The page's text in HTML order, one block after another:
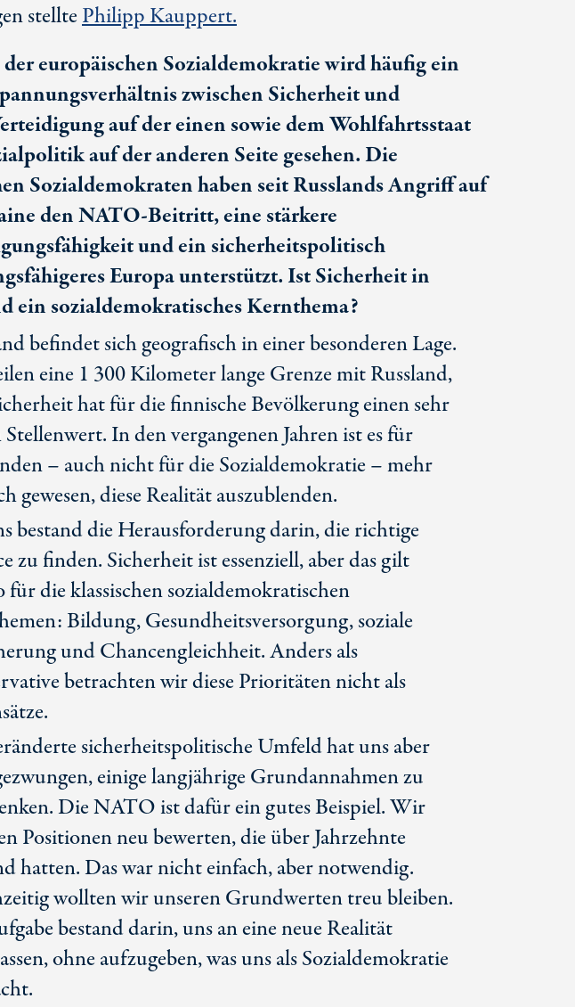
stelltePhilipp Kauppert.
europäischen Sozialdemokratie wird häufig ein
zwischen Sicherheit und
auf der einen sowie dem Wohlfahrtsstaat
auf der anderen Seite gesehen. Die
Sozialdemokraten haben seit Russlands Angriff auf
den NATO-Beitritt, eine stärkere
und ein sicherheitspolitisch
Europa unterstützt. Ist Sicherheit in
ein sozialdemokratisches Kernthema?
befindet sich geografisch in einer besonderen Lage.
eine 1 300 Kilometer lange Grenze mit Russland,
hat für die finnische Bevölkerung einen sehr
In den vergangenen Jahren ist es für
– auch nicht für die Sozialdemokratie – mehr
gewesen, diese Realität auszublenden.
bestand die Herausforderung darin, die richtige
zu finden. Sicherheit ist essenziell, aber das gilt
für die klassischen sozialdemokratischen
Bildung, Gesundheitsversorgung, soziale
und Chancengleichheit. Anders als
betrachten wir diese Prioritäten nicht als
sicherheitspolitische Umfeld hat uns aber
einige langjährige Grundannahmen zu
Die NATO ist dafür ein gutes Beispiel. Wir
Positionen neu bewerten, die über Jahrzehnte
hatten. Das war nicht einfach, aber notwendig.
wollten wir unseren Grundwerten treu bleiben.
bestand darin, uns an eine neue Realität
ohne aufzugeben, was uns als Sozialdemokratie